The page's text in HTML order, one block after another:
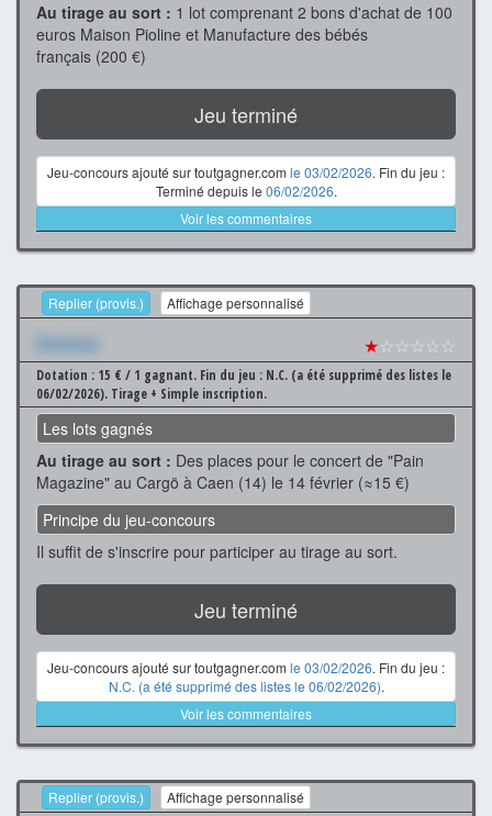
Au tirage au sort : 1 lot comprenant 2 bons d'achat de 100
euros Maison Pioline et Manufacture des bébés
français (200 €)
Jeu terminé
Jeu-concours ajouté sur toutgagner.com le 03/02/2026. Fin du jeu :
Terminé depuis le 06/02/2026.
Voir les commentaires
Replier (provis.) Affichage personnalisé
Xxxxxxx ★☆☆☆☆☆
Dotation : 15 € / 1 gagnant. Fin du jeu : N.C. (a été supprimé des listes le
06/02/2026). Tirage + Simple inscription.
Les lots gagnés
Au tirage au sort : Des places pour le concert de "Pain
Magazine" au Cargö à Caen (14) le 14 février (≈15 €)
Principe du jeu-concours
Il suffit de s'inscrire pour participer au tirage au sort.
Jeu terminé
Jeu-concours ajouté sur toutgagner.com le 03/02/2026. Fin du jeu :
N.C. (a été supprimé des listes le 06/02/2026).
Voir les commentaires
Replier (provis.) Affichage personnalisé